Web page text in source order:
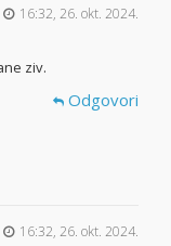
16:32, 26. okt. 2024.
ziv.
Odgovori
16:32, 26. okt. 2024.